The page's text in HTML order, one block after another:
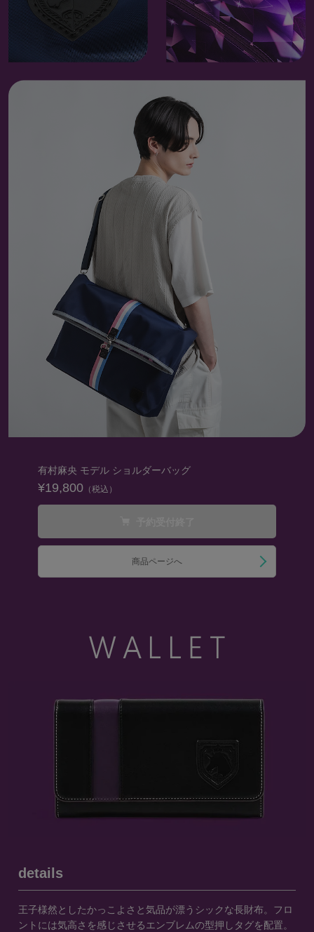
有村麻央 モデル ショルダーバッグ
¥19,800 （税込）
商品ページへ
details
王子様然としたかっこよさと気品が漂うシックな長財布。フロ
ントには気高さを感じさせるエンブレムの型押しタグを配置。